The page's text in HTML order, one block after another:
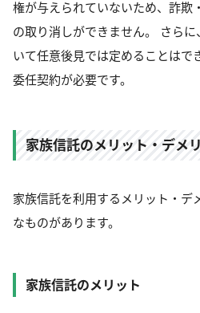
権が与えられていないため、詐欺
の取り消しができません。 さら
いて任意後見では定めることはで
委任契約が必要です。
家族信託のメリット・デメ
家族信託を利用するメリット・デ
なものがあります。
家族信託のメリット